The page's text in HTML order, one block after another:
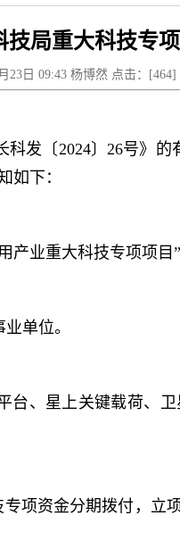
技局重大科技专
23日 09:43 杨博然 点击：[464]
发〔2024〕26号》
如下：
产业重大科技专项项目”
单位。
台、星上关键载荷、
项资金分期拨付，立